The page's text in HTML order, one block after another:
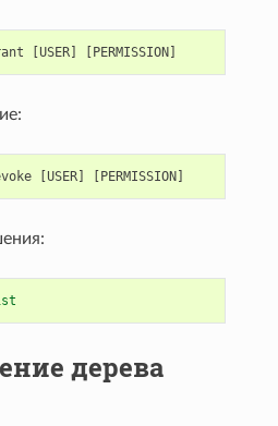
[USER] [PERMISSION]
[USER] [PERMISSION]
дерева